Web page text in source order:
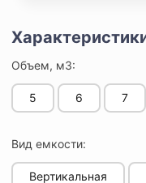
Объем, м3:
5 6 7
Вид емкости:
Вертикальная